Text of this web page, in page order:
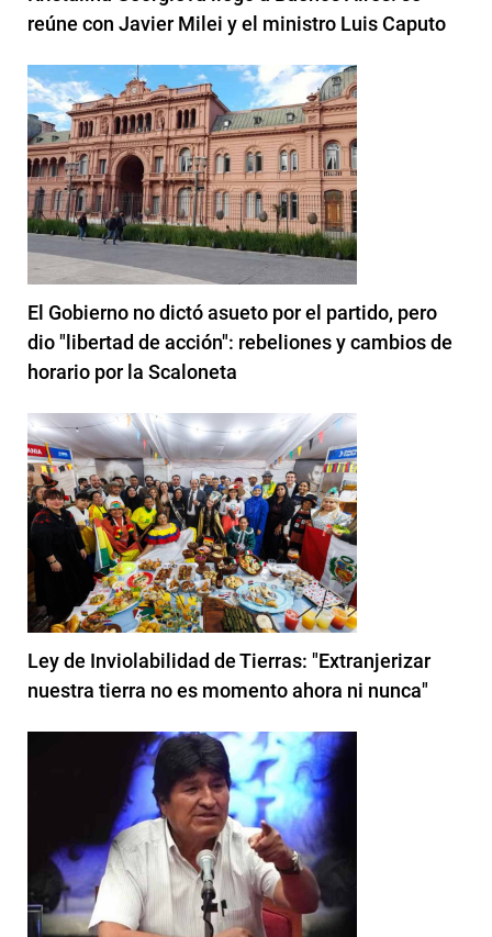
reúne con Javier Milei y el ministro Luis Caputo
El Gobierno no dictó asueto por el partido, pero
dio "libertad de acción": rebeliones y cambios de
horario por la Scaloneta
Ley de Inviolabilidad de Tierras: "Extranjerizar
nuestra tierra no es momento ahora ni nunca"